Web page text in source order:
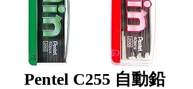
Pentel C255 自動鉛